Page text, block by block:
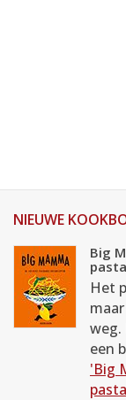
NIEUWE
Big
Het
weg.
een
'Big